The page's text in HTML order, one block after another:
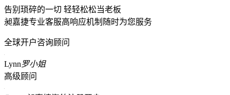
告别琐碎的一切 轻轻松松当老板
昶嘉捷专业客服高响应机制随时为您服务
全球开户咨询顾问
Lynn罗小姐
高级顾问